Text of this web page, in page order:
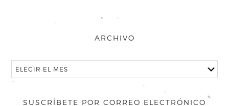
ARCHIVO
SUSCRÍBETE POR CORREO ELECTRÓNICO